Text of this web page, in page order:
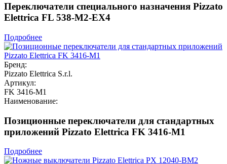
Переключатели специального назначения Pizzato
Elettrica FL 538-M2-EX4
Подробнее
Бренд:
Pizzato Elettrica S.r.l.
Артикул:
FK 3416-M1
Наименование:
Позиционные переключатели для стандартных
приложений Pizzato Elettrica FK 3416-M1
Подробнее